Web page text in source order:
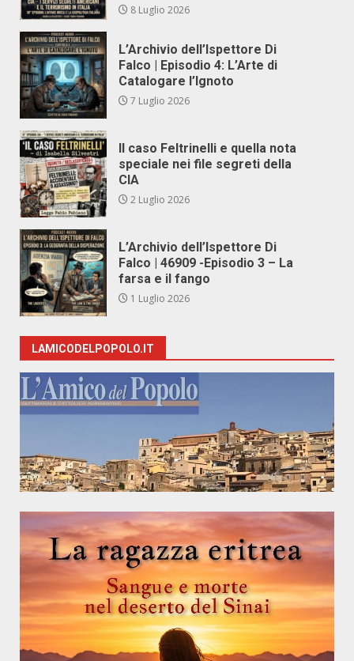
8 Luglio 2026
L’Archivio dell’Ispettore Di
Falco | Episodio 4: L’Arte di
Catalogare l’Ignoto
7 Luglio 2026
Il caso Feltrinelli e quella nota
speciale nei file segreti della
CIA
2 Luglio 2026
L’Archivio dell’Ispettore Di
Falco | 46909 -Episodio 3 – La
farsa e il fango
1 Luglio 2026
LAMICODELPOPOLO.IT